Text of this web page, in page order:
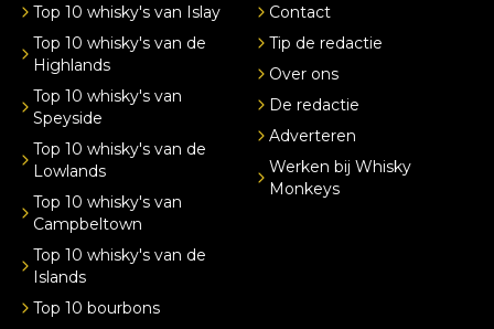
Top 10 whisky's van Islay
Top 10 whisky's van de
Highlands
Top 10 whisky's van
Speyside
Top 10 whisky's van de
Lowlands
Top 10 whisky's van
Campbeltown
Top 10 whisky's van de
Islands
Top 10 bourbons
Contact
Tip de redactie
Over ons
De redactie
Adverteren
Werken bij Whisky
Monkeys